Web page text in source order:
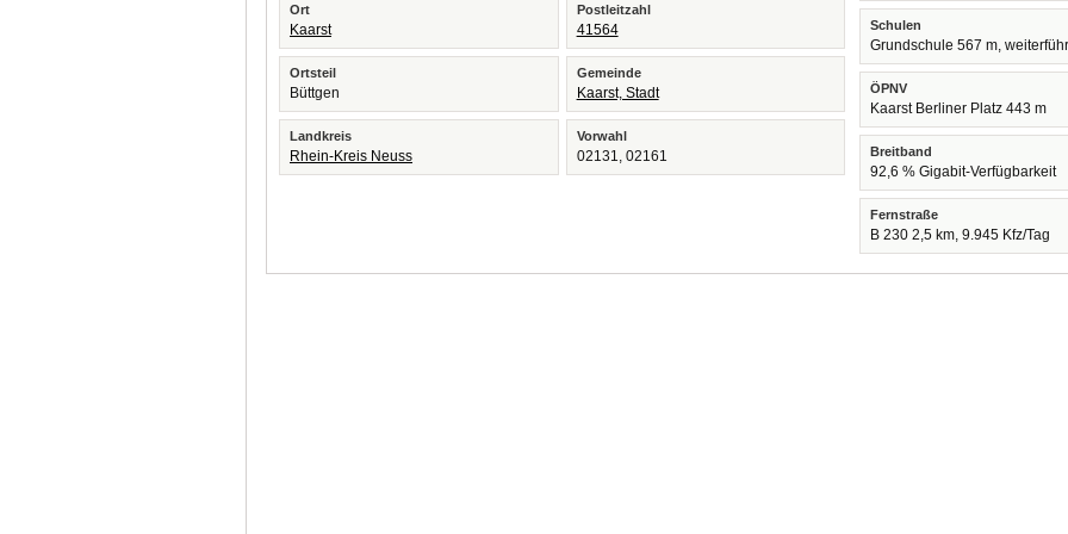
Ort
Kaarst
Postleitzahl
41564
Ortsteil
Büttgen
Gemeinde
Kaarst, Stadt
Landkreis
Rhein-Kreis Neuss
Vorwahl
02131, 02161
Schulen
Grundschule 567 m,
ÖPNV
Kaarst Berliner Platz 443 m
Breitband
92,6 % Gigabit-Verfügbarkeit
Fernstraße
B 230 2,5 km, 9.945 Kfz/Tag